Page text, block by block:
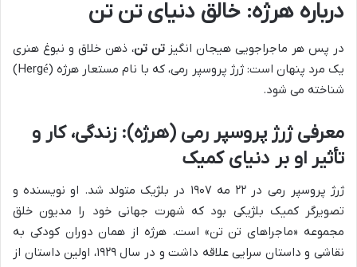
درباره هرژه: خالق دنیای تن تن
در پس هر ماجراجویی هیجان انگیزتن تن، ذهن خلاق و نبوغ هنری
یک مرد پنهان است: ژرژ پروسپر رمی، که با نام مستعار هرژه (Hergé)
شناخته می شود.
معرفی ژرژ پروسپر رمی (هرژه): زندگی، کار و
تأثیر او بر دنیای کمیک
ژرژ پروسپر رمی در ۲۲ مه ۱۹۰۷ در بلژیک متولد شد. او نویسنده و
تصویرگر کمیک بلژیکی بود که شهرت جهانی خود را مدیون خلق
مجموعه «ماجراهای تن تن» است. هرژه از همان دوران کودکی به
نقاشی و داستان سرایی علاقه داشت و در سال ۱۹۲۹، اولین داستان از